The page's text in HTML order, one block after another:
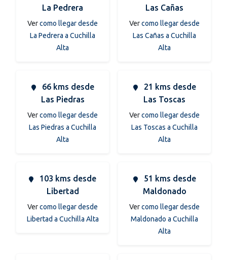
La Pedrera
Vercomo llegar desde
La Pedrera a Cuchilla
Alta
Las Cañas
Vercomo llegar desde
Las Cañas a Cuchilla
Alta
66 kms desde
Las Piedras
Vercomo llegar desde
Las Piedras a Cuchilla
Alta
21 kms desde
Las Toscas
Vercomo llegar desde
Las Toscas a Cuchilla
Alta
103 kms desde
Libertad
Vercomo llegar desde
Libertad a Cuchilla Alta
51 kms desde
Maldonado
Vercomo llegar desde
Maldonado a Cuchilla
Alta